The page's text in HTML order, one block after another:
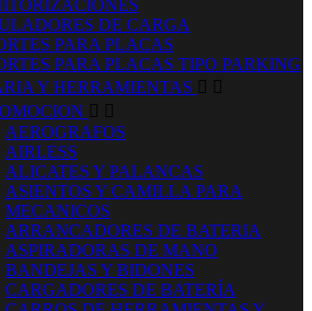
DE CARGA
PARA PLACAS
PARA PLACAS TIPO PARKING
Y HERRAMIENTAS  
 
AEROGRAFOS
AIRLESS
ALICATES Y PALANCAS
ASIENTOS Y CAMILLA PARA
MECANICOS
ARRANCADORES DE BATERIA
ASPIRADORAS DE MANO
BANDEJAS Y BIDONES
CARGADORES DE BATERÍA